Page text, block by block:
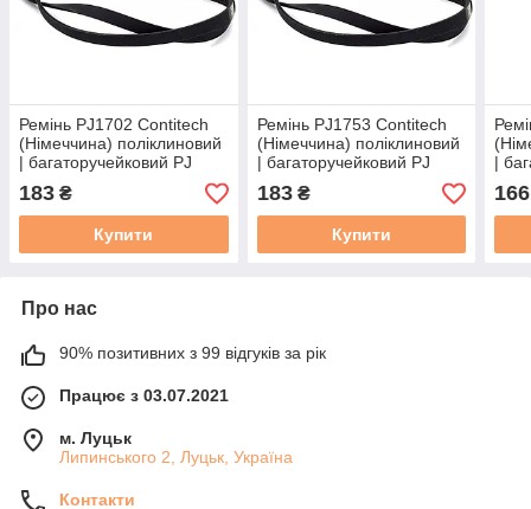
Ремінь PJ1702 Contitech
(Німеччина) поліклиновий
| багаторучейковий PJ
1702 / 670J (ціна за 1
ребро)
183 ₴
Купити
Ремінь PJ1753 Contitech
(Німеччина) поліклиновий
| багаторучейковий PJ
1753 / 690J (ціна за 1
ребро)
183₴
Купити
|
166
Про нас
90% позитивних з 99 відгуків за рік
Працює з 03.07.2021
м. Луцьк
Липинського 2, Луцьк, Україна
Контакти